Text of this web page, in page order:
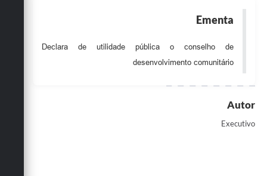
Ementa
Declara de utilidade pública o conselho de
desenvolvimento comunitário
Autor
Executivo